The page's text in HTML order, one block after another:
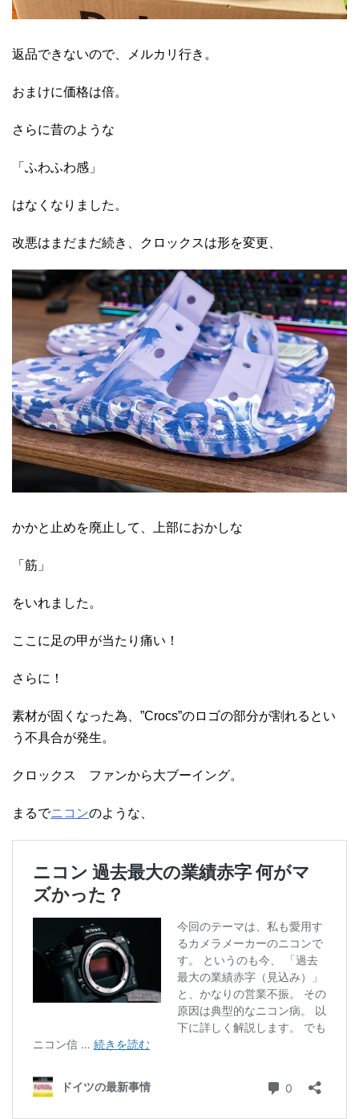
返品できないので、メルカリ行き。
おまけに価格は倍。
さらに昔のような
「ふわふわ感」
はなくなりました。
改悪はまだまだ続き、クロックスは形を変更、
かかと止めを廃止して、上部におかしな
「筋」
をいれました。
ここに足の甲が当たり痛い！
さらに！
素材が固くなった為、”Crocs”のロゴの部分が割れるとい
う不具合が発生。
クロックス ファンから大ブーイング。
まるでニコンのような、